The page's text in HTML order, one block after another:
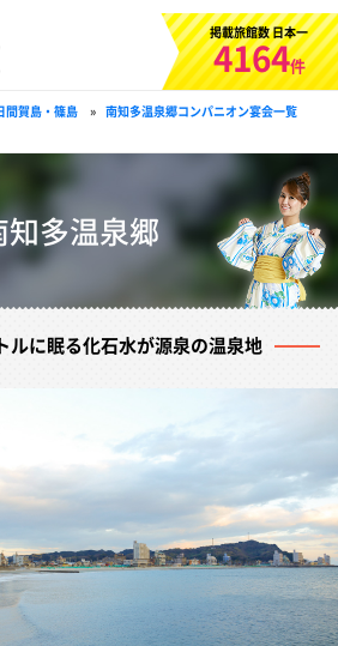
掲載旅館数 日本一
4164件
間賀島・篠島 » 南知多温泉郷コンパニオン宴会一覧
知多温泉郷
ルに眠る化石水が源泉の温泉地